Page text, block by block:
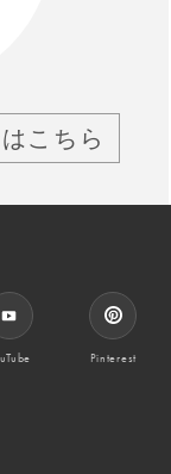
こちら
Pinterest